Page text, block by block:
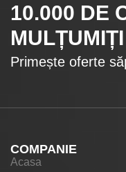
10.000 DE
MULȚUMIȚI
Primește oferte
COMPANIE
Acasa